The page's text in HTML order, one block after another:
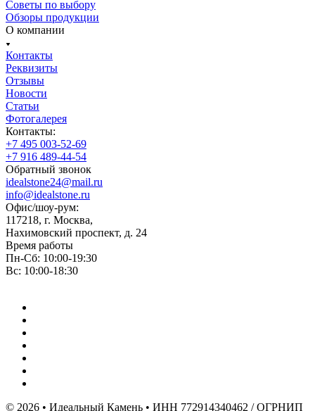
Советы по выбору
Обзоры продукции
О компании
Контакты
Реквизиты
Отзывы
Новости
Статьи
Фотогалерея
Контакты:
+7 495 003-52-69
+7 916 489-44-54
Обратный звонок
idealstone24@mail.ru
info@idealstone.ru
Офис/шоу-рум:
117218, г. Москва,
Нахимовский проспект, д. 24
Время работы
Пн-Сб: 10:00-19:30
Вс: 10:00-18:30
© 2026 • Идеальный Камень • ИНН 772914340462 / ОГРНИП